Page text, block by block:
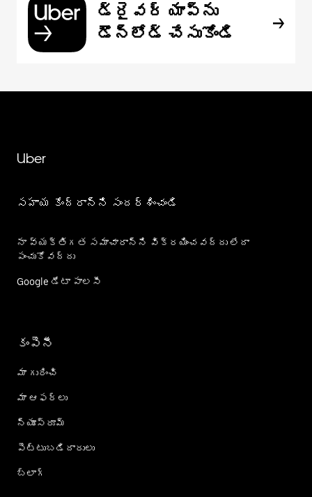
డ్రైవర్ యాప్‌ను
డౌన్‌లోడ్ చేసుకోండి
Uber
సహాయ కేంద్రాన్ని సందర్శించండి
నా వ్యక్తిగత సమాచారాన్ని విక్రయించవద్దు లేదా
పంచుకోవద్దు
Google డేటా పాలసీ
కంపెనీ
మా గురించి
మా ఆఫర్లు
న్యూస్‌రూమ్
పెట్టుబడిదారులు
బ్లాగ్